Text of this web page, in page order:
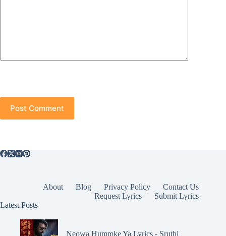
Post Comment
About Blog Privacy Policy
Contact Us
Request Lyrics
Submit Lyrics
Latest Posts
Neowa Hummke Ya Lyrics - Sruthi